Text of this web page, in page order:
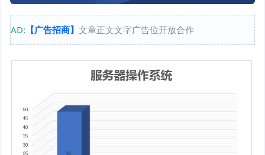
AD: 【广告招商】 文章正文文字广告位开放合作